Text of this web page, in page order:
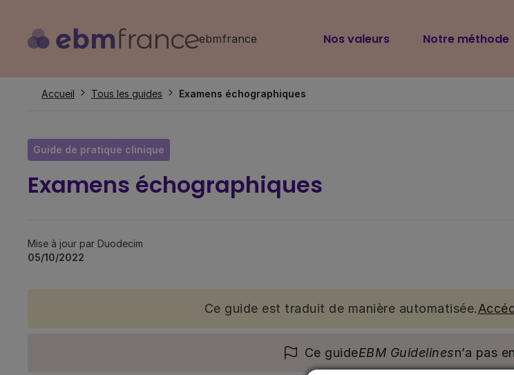
contenu
ebmfrance
Navigation
Nos valeurs Notre méthode
Fil
Accueil Tous les guides Examens échographiques
Guide de pratique clinique
Examens échographiques
Mise à jour par Duodecim
05/10/2022
Ce guide est traduit de manière automatisée.
Ce guideEBM Guidelinesn’a pas